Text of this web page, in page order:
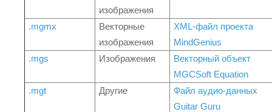
изображения
.mgmx
Векторные
изображения
XML-файл проекта
MindGenius
.mgs
Изображения
Векторный объект
MGCSoft Equation
.mgt
Другие
Файл аудио-данных
Guitar Guru